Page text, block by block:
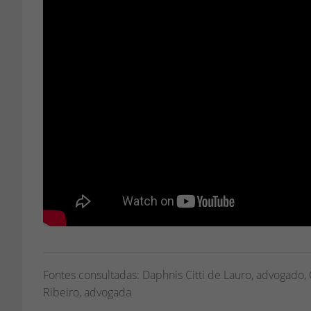
Fontes consultadas: Daphnis Citti de Lauro,
Ribeiro, advogada